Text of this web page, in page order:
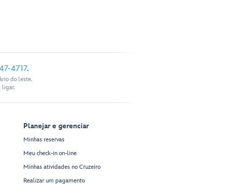
4717.
do leste.
ligar.
Planejar e gerenciar
Minhas reservas
Meu check-in on-line
Minhas atividades no Cruzeiro
Realizar um pagamento